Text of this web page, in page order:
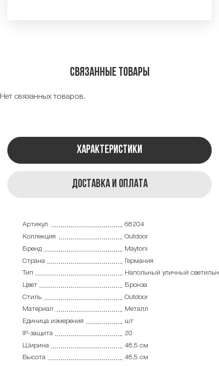
Связанные товары
Нет связанных товаров.
Характеристики
Доставка и оплата
Артикул
68204
Коллекция
Outdoor
Бренд
Maytoni
Страна
Германия
Тип
Напольный уличный
Цвет
Бронза
Стиль
Outdoor
Материал
Металл
Единица измерения
шт
IP-защита
20
Ширина
48,5 см
Высота
48,5 см